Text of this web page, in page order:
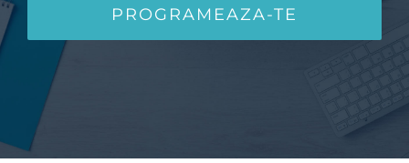
PROGRAMEAZA-TE